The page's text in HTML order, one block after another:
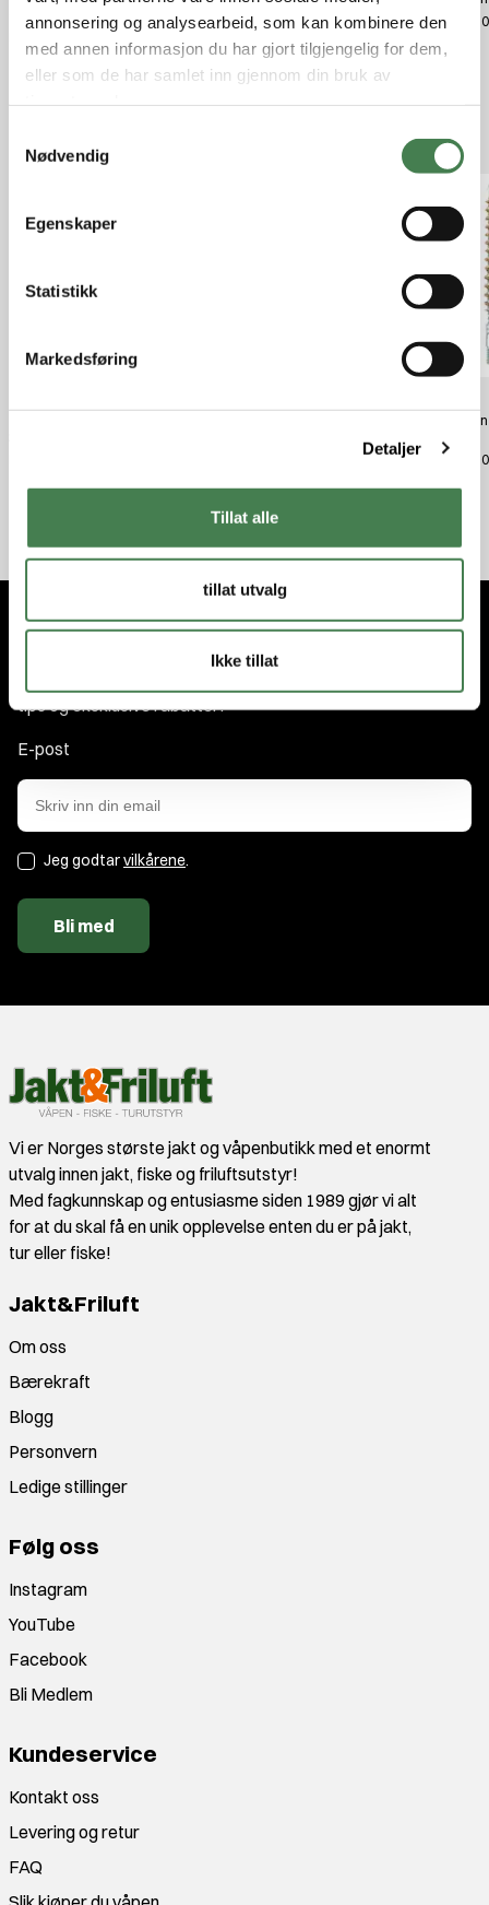
annonsering og analysearbeid, som kan kombinere den
med annen informasjon du har gjort tilgjengelig for dem,
eller som de har samlet inn gjennom din bruk av
Nødvendig
Egenskaper
Statistikk
Markedsføring
Detaljer
Tillat alle
tillat utvalg
Ikke tillat
Cleaning Rod 17-20 Caliber 36"
Pellets 0.338/8mm Cal 50ct
kr
kr
tips og eksklusive rabatter!
E-post
Jeg godtarvilkårene.
Bli med
Vi er Norges største jakt og våpenbutikk med et enormt
utvalg innen jakt, fiske og friluftsutstyr!
Med fagkunnskap og entusiasme siden 1989 gjør vi alt
for at du skal få en unik opplevelse enten du er på jakt,
tur eller fiske!
Jakt&Friluft
Om oss
Bærekraft
Blogg
Personvern
Ledige stillinger
Følg oss
Instagram
YouTube
Facebook
Bli Medlem
Kundeservice
Kontakt oss
Levering og retur
FAQ